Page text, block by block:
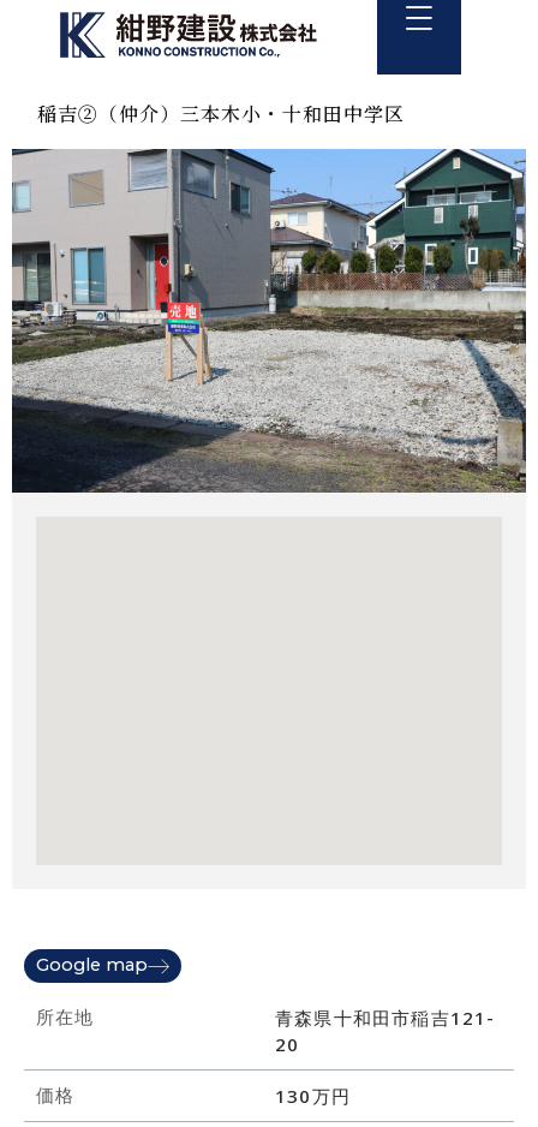
稲吉②（仲介）三本木小・十和田中学区
Google map
所在地
青森県十和田市稲吉121-
20
価格 130万円